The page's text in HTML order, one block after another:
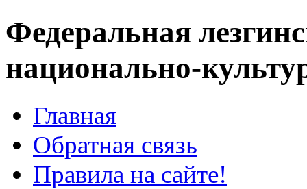
Федеральная
национально-
Главная
Обратная связь
Правила на сайте!